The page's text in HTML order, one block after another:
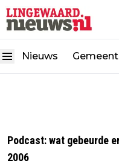
Nieuws
Podcast: wat gebeurde
2006